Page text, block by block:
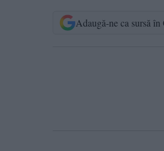
Adaugă-ne ca sursă în